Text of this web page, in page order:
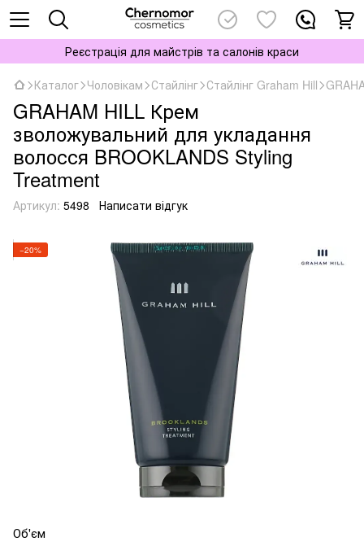
Реєстрація для майстрів та салонів краси
Каталог Чоловікам Стайлінг Стайлінг Graham Hill
GRAHAM HILL Крем
зволожувальний для укладання
волосся BROOKLANDS Styling
Treatment
Артикул: 5498 Написати відгук
−20%
Об'єм